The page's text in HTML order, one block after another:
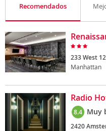
Recomendados
233 West
Manhattan
Radio
8.4 Muy
2420